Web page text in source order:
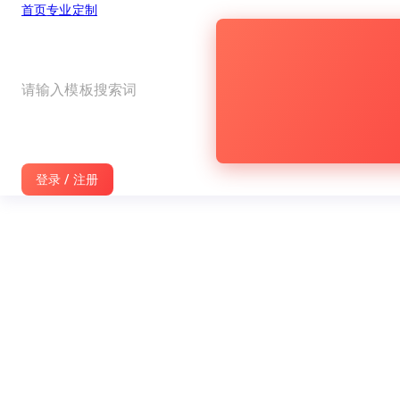
首页专业定制
登录 / 注册
旺影 宣传片